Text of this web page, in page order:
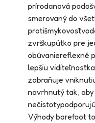
prírodanová
smerovaný do
zvrškupútko pre
obúvaniereflexné
lepšiu
zabraňuje
navrhnutý tak,
Výhody barefoot